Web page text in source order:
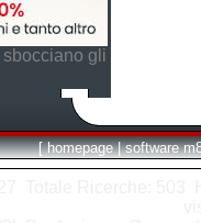
gli
[ homepage | software